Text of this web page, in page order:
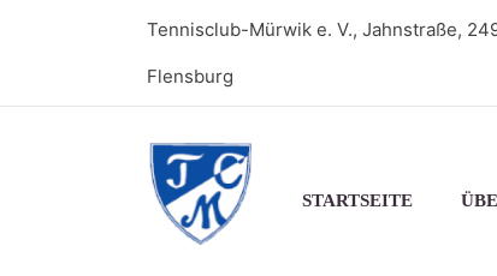
Tennisclub-Mürwik e. V., Jahnstraße,
Flensburg
STARTSEITE